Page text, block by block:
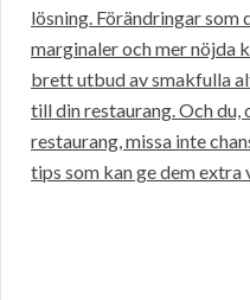
lösning. Förändringar
marginaler och mer nöjda
brett utbud av smakfulla
till din restaurang. Och du,
restaurang, missa inte
tips som kan ge dem